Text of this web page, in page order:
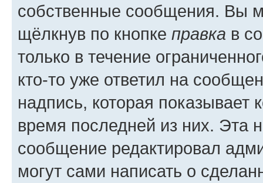
собственные сообщения. Вы
щёлкнув по кнопке правка в
только в течение
кто-то уже ответил на
надпись, которая показывает
время последней из них. Эта
сообщение редактировал
могут сами написать о